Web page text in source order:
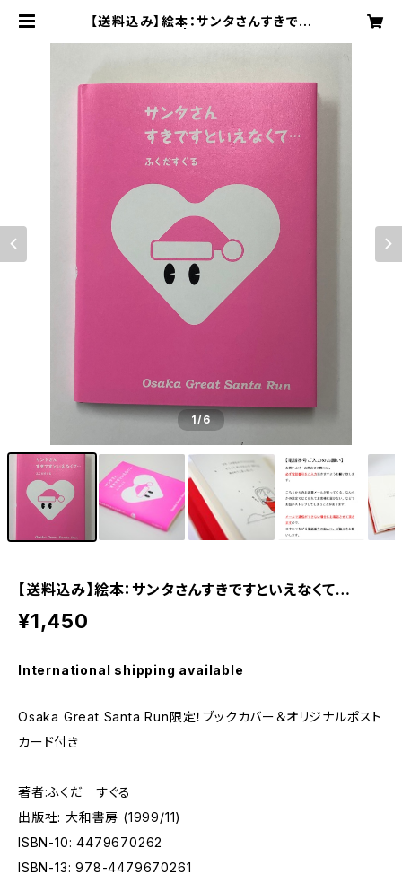
【送料込み】絵本：サンタさんすきです
1/6
【送料込み】絵本：サンタさんすきですといえなくて…
¥1,450
International shipping available
Osaka Great Santa Run限定！ブックカバー＆オリジナルポスト
カード付き
著者:ふくだ すぐる
出版社: 大和書房 (1999/11)
ISBN-10: 4479670262
ISBN-13: 978-4479670261